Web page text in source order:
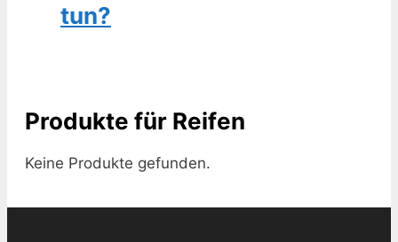
tun?
Produkte für Reifen
Keine Produkte gefunden.